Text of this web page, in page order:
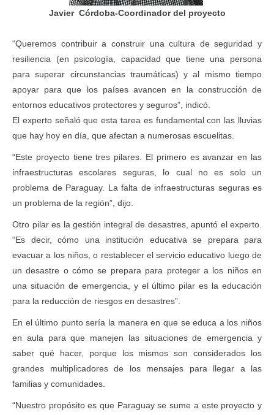
Javier Córdoba-Coordinador del proyecto
“Queremos contribuir a construir una cultura de seguridad y
resiliencia (en psicología, capacidad que tiene una persona
para superar circunstancias traumáticas) y al mismo tiempo
apoyar para que los países avancen en la construcción de
entornos educativos protectores y seguros”, indicó.
El experto señaló que esta tarea es fundamental con las lluvias
que hay hoy en día, que afectan a numerosas escuelitas.
“Este proyecto tiene tres pilares. El primero es avanzar en las
infraestructuras escolares seguras, lo cual no es solo un
problema de Paraguay. La falta de infraestructuras seguras es
un problema de la región”, dijo.
Otro pilar es la gestión integral de desastres, apuntó el experto.
“Es decir, cómo una institución educativa se prepara para
evacuar a los niños, o restablecer el servicio educativo luego de
un desastre o cómo se prepara para proteger a los niños en
una situación de emergencia, y el último pilar es la educación
para la reducción de riesgos en desastres”.
En el último punto sería la manera en que se educa a los niños
en aula para que manejen las situaciones de emergencia y
saber qué hacer, porque los mismos son considerados los
grandes multiplicadores de los mensajes para llegar a las
familias y comunidades.
“Nuestro propósito es que Paraguay se sume a este proyecto y